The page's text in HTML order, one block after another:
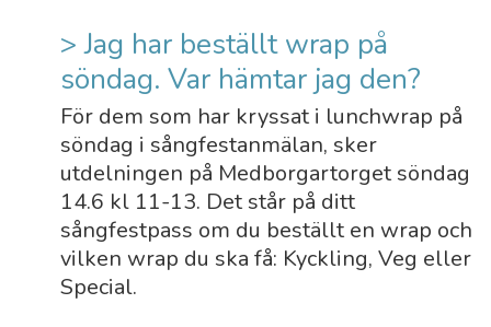
> Jag har beställt wrap på
söndag. Var hämtar jag den?
För dem som har kryssat i lunchwrap på
söndag i sångfestanmälan, sker
utdelningen på Medborgartorget söndag
14.6 kl 11-13. Det står på ditt
sångfestpass om du beställt en wrap och
vilken wrap du ska få: Kyckling, Veg eller
Special.